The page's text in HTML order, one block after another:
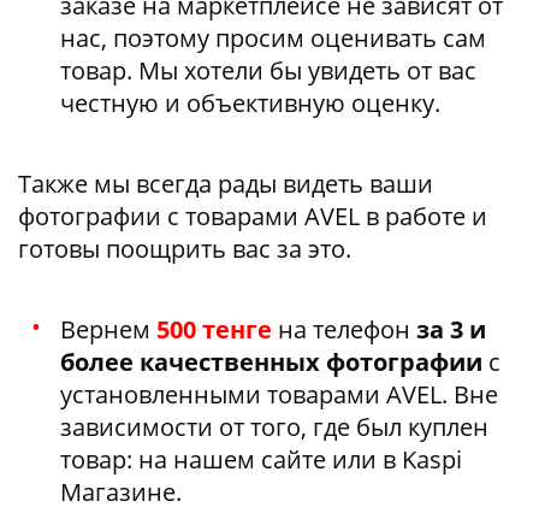
нас, поэтому просим оценивать сам
товар. Мы хотели бы увидеть от вас
честную и объективную оценку.
Также мы всегда рады видеть ваши
фотографии с товарами AVEL в работе и
готовы поощрить вас за это.
Вернем 500 тенге на телефон за 3 и
более качественных фотографии с
установленными товарами AVEL. Вне
зависимости от того, где был куплен
товар: на нашем сайте или в Kaspi
Магазине.